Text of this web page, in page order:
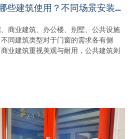
些建筑使用？不同场景安装需
商业建筑、办公楼、别墅、公共设施
同建筑类型对于门窗的需求各有侧
业建筑重视美观与耐用，公共建筑则